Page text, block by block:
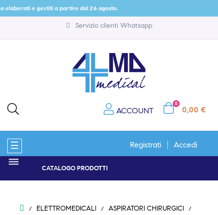
e gestiti a partire dal 26 agosto.
Servizio clienti Whatsapp
ACCOUNT
0
0,00 €
navigazione
Toggle
☰ Registrati Accedi
CATALOGO PRODOTTI
ELETTROMEDICALI
ASPIRATORI CHIRURGICI